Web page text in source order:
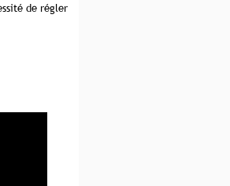
de régler